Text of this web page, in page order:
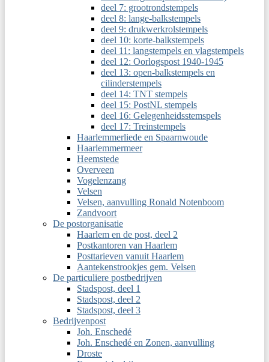
deel 7: grootrondstempels
deel 8: lange-balkstempels
deel 9: drukwerkrolstempels
deel 10: korte-balkstempels
deel 11: langstempels en vlagstempels
deel 12: Oorlogspost 1940-1945
deel 13: open-balkstempels en
cilinderstempels
deel 14: TNT stempels
deel 15: PostNL stempels
deel 16: Gelegenheidsstemspels
deel 17: Treinstempels
Haarlemmerliede en Spaarnwoude
Haarlemmermeer
Heemstede
Overveen
Vogelenzang
Velsen
Velsen, aanvulling Ronald Notenboom
Zandvoort
De postorganisatie
Haarlem en de post, deel 2
Postkantoren van Haarlem
Posttarieven vanuit Haarlem
Aantekenstrookjes gem. Velsen
De particuliere postbedrijven
Stadspost, deel 1
Stadspost, deel 2
Stadspost, deel 3
Bedrijvenpost
Joh. Enschedé
Joh. Enschedé en Zonen, aanvulling
Droste